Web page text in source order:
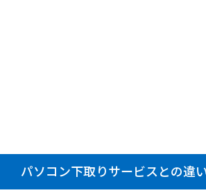
パソコン下取りサービスとの違